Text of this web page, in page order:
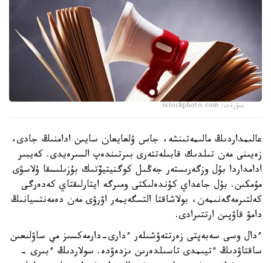
سۋرەت: istockphoto.com
عالىمداردىڭ مالىمەتىنشە، جاس ۇلعايعان سايىن ادامنىڭ جادى،
زەيىنى مەن تىلدىك قابىلەتتەرى بىرتىندەپ السىرەيدى. كەيبىر
ادامداردا بۇل وزگەرىستەر جەڭىل كوگنيتيۆتىك بۇزىلىسقا ۇلاسۋى
مۇمكىن. بۇل جاعداي كۇندەلىكتى ومىرگە ايتارلىقتاي كەدەرگى
كەلتىرمەگەنىمەن، بولاشاقتا التسگەيمەر اۋرۋى مەن دەمەنتسيانىڭ
دامۋ قاۋپىن ارتتىرادى.
ءدال وسى سەبەپتى زەرتتەۋشىلەر ءدارى-دارمەكسىز مي ساۋلىعىن
ساقتاۋدىڭ ءتيىمدى تاسىلدەرىن ىزدەۋدە. سولاردىڭ ءبىرى -